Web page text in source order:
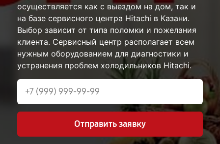
осуществляется как с выездом на дом, так и
на базе сервисного центра Hitachi в Казани.
Выбор зависит от типа поломки и пожелания
клиента. Сервисный центр располагает всем
нужным оборудованием для диагностики и
устранения проблем холодильников Hitachi.
Отправить заявку